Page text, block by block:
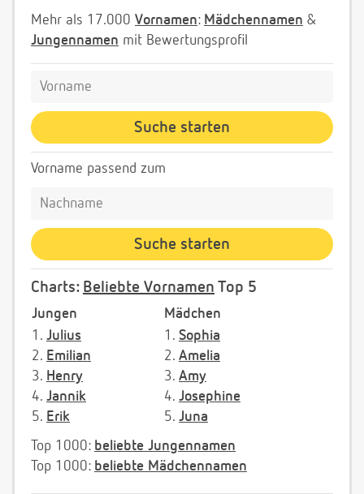
Mehr als 17.000 Vornamen: Mädchennamen &
Jungennamen mit Bewertungsprofil
Vorname passend zum
Charts: Beliebte Vornamen Top 5
Jungen
Mädchen
1. Julius
2. Emilian
3. Henry
4. Jannik
5. Erik
1. Sophia
2. Amelia
3. Amy
4. Josephine
5. Juna
Top 1000: beliebte Jungennamen
Top 1000: beliebte Mädchennamen